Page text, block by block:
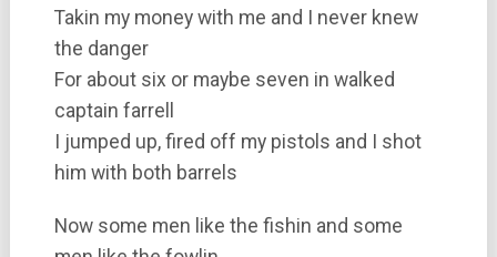
Takin my money with me and I never knew
the danger
For about six or maybe seven in walked
captain farrell
I jumped up, fired off my pistols and I shot
him with both barrels
Now some men like the fishin and some